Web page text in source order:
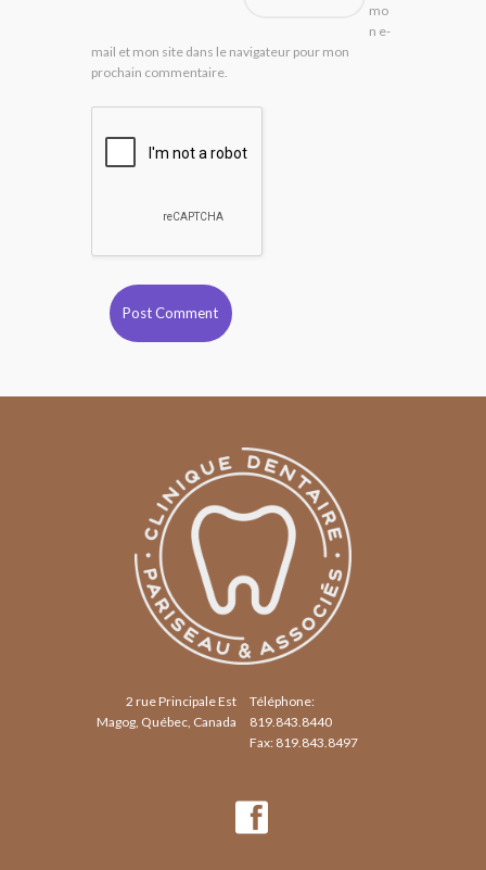
mo
n e-
mail et mon site dans le navigateur pour mon
prochain commentaire.
Téléphone:
819.843.8440
Fax: 819.843.8497
2 rue Principale Est
Magog, Québec, Canada